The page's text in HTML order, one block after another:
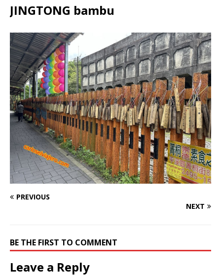
JINGTONG bambu
PREVIOUS
NEXT
BE THE FIRST TO COMMENT
Leave a Reply